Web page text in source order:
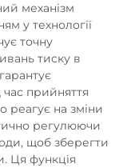
механізм
у технології
точну
тиску в
прийняття
реагує на зміни
регулюючи
щоб зберегти
Ця функція